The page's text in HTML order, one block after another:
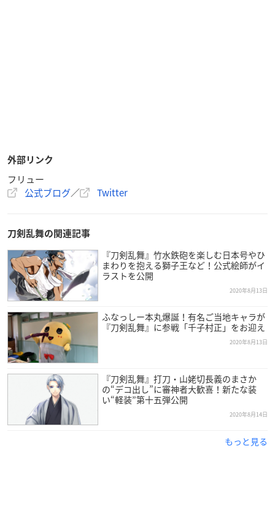
外部リンク
フリュー
公式ブログ／ Twitter
刀剣乱舞の関連記事
『刀剣乱舞』竹水鉄砲を楽しむ日本号やひ
まわりを抱える獅子王など！公式絵師がイ
ラストを公開
2020年8月13日
ふなっしー本丸爆誕！有名ご当地キャラが
『刀剣乱舞』に参戦「千子村正」をお迎え
2020年8月13日
『刀剣乱舞』打刀・山姥切長義のまさか
の“デコ出し”に審神者大歓喜！新たな装
い“軽装”第十五弾公開
2020年8月14日
もっと見る